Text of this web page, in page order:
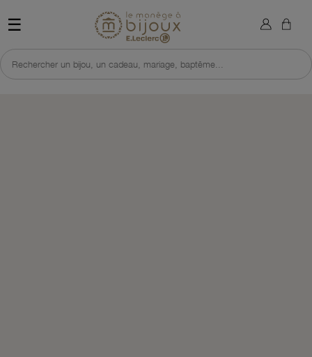
☰ Retour à l'accueil du site
Rechercher un bijou, un cadeau, mariage, baptême...
×